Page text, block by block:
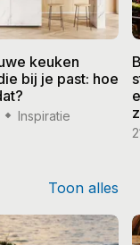
keuken
bij je past: hoe
Inspiratie
Toon alles